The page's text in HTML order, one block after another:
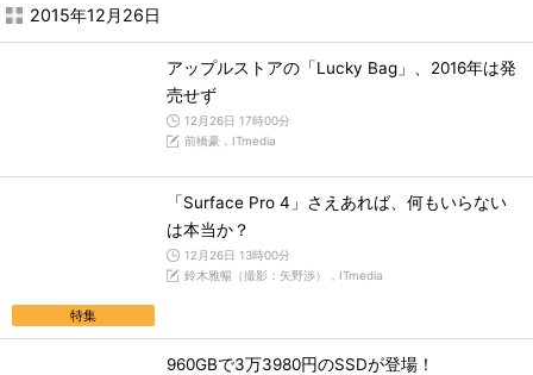
2015年12月26日
アップルストアの「Lucky Bag」、2016年は発
売せず
12月26日 17時00分
前橋豪，ITmedia
特集
「Surface Pro 4」さえあれば、何もいらない
は本当か？
12月26日 13時00分
鈴木雅暢（撮影：矢野渉），ITmedia
960GBで3万3980円のSSDが登場！